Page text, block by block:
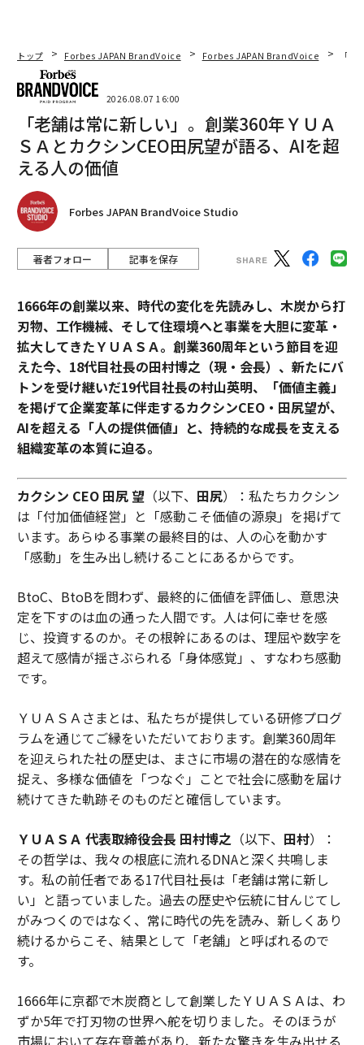
トップ Forbes JAPAN BrandVoice Forbes JAPAN BrandVoice 「
2026.08.07 16:00
「老舗は常に新しい」。創業360年ＹＵＡ
ＳＡとカクシンCEO田尻望が語る、AIを超
える人の価値
Forbes JAPAN BrandVoice Studio
著者フォロー 記事を保存
1666年の創業以来、時代の変化を先読みし、木炭から打
刃物、工作機械、そして住環境へと事業を大胆に変革・
拡大してきたＹＵＡＳＡ。創業360周年という節目を迎
えた今、18代目社長の田村博之（現・会長）、新たにバ
トンを受け継いだ19代目社長の村山英明、「価値主義」
を掲げて企業変革に伴走するカクシンCEO・田尻望が、
AIを超える「人の提供価値」と、持続的な成長を支える
組織変革の本質に迫る。
カクシン CEO 田尻 望（以下、 田尻）：私たちカクシン
は「付加価値経営」と「感動こそ価値の源泉」を掲げて
います。あらゆる事業の最終目的は、人の心を動かす
「感動」を生み出し続けることにあるからです。
BtoC、BtoBを問わず、最終的に価値を評価し、意思決
定を下すのは血の通った人間です。人は何に幸せを感
じ、投資するのか。その根幹にあるのは、理屈や数字を
超えて感情が揺さぶられる「身体感覚」、すなわち感動
です。
ＹＵＡＳＡさまとは、私たちが提供している研修プログ
ラムを通じてご縁をいただいております。創業360周年
を迎えられた社の歴史は、まさに市場の潜在的な感情を
捉え、多様な価値を「つなぐ」ことで社会に感動を届け
続けてきた軌跡そのものだと確信しています。
ＹＵＡＳＡ 代表取締役会長 田村博之（以下、 田村）：
その哲学は、我々の根底に流れるDNAと深く共鳴しま
す。私の前任者である17代目社長は「老舗は常に新し
い」と語っていました。過去の歴史や伝統に甘んじてし
がみつくのではなく、常に時代の先を読み、新しくあり
続けるからこそ、結果として「老舗」と呼ばれるので
す。
1666年に京都で木炭商として創業したＹＵＡＳＡは、わ
ずか5年で打刃物の世界へ舵を切りました。そのほうが
市場において存在意義があり、新たな驚きを生み出せる